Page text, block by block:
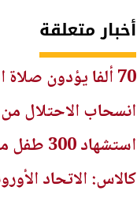
أخبار متعلقة
70 ألفا يؤدون صلاة الجمعة في المسجد الأقصى
انسحاب الاحتلال
استشهاد 300 طفل منذ وقف إطلاق النار في غزة
كالاس: الاتحاد